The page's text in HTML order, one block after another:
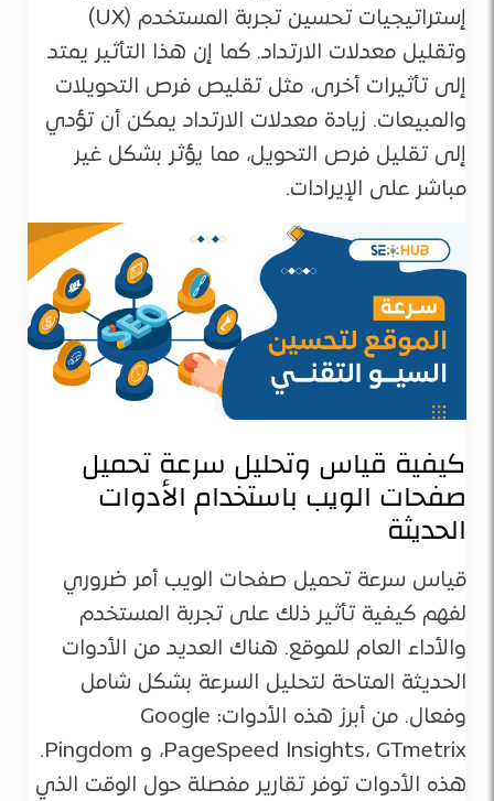
إستراتيجيات تحسين تجربة المستخدم (UX)
وتقليل معدلات الارتداد. كما إن هذا التأثير يمتد
إلى تأثيرات أخرى، مثل تقليص فرص التحويلات
والمبيعات. زيادة معدلات الارتداد يمكن أن تؤدي
إلى تقليل فرص التحويل، مما يؤثر بشكل غير
مباشر على الإيرادات.
كيفية قياس وتحليل سرعة تحميل
صفحات الويب باستخدام الأدوات
الحديثة
قياس سرعة تحميل صفحات الويب أمر ضروري
لفهم كيفية تأثير ذلك على تجربة المستخدم
والأداء العام للموقع. هناك العديد من الأدوات
الحديثة المتاحة لتحليل السرعة بشكل شامل
وفعال. من أبرز هذه الأدوات: Google
PageSpeed Insights، GTmetrix، و Pingdom.
هذه الأدوات توفر تقارير مفصلة حول الوقت الذي